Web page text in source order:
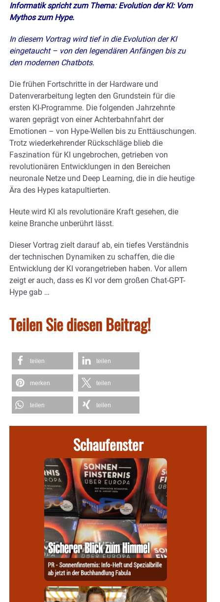
Informatik spricht zum Thema: Evolution der KI: Vom
Mythos zum Hype.
In diesem Vortrag wird tief in die Evolution der KI
eingetaucht – von den legendären Anfängen bis zu
den modernen Chatbots.
Die frühen Fortschritte in der Hardware und
Datenverarbeitung legten den Grundstein für die
ersten KI-Programme. Die folgenden Jahrzehnte
waren geprägt von einer Achterbahnfahrt der
Emotionen – von Hype-Wellen bis zu Enttäuschungen.
Trotz wiederkehrender Rückschläge blieb die
Faszination für KI ungebrochen, getrieben von
revolutionären Entwicklungen in den Bereichen
neuronale Netze und Deep Learning, die in die heutige
Ära des Hypes katapultierten.
Heute wird KI als revolutionäre Kraft gesehen, die
keine Branche unberührt lässt.
Dieser Vortrag zielt darauf ab, ein tiefes Verständnis
der technischen Dynamiken zu schaffen, die die
Entwicklung der KI vorangetrieben haben. Vor allem
zeigt er auch, dass es KI vor dem großen Chat-GPT-
Hype gab …
Teilen Sie diesen Beitrag!
teilen teilen
merken teilen
teilen teilen
Schaufenster